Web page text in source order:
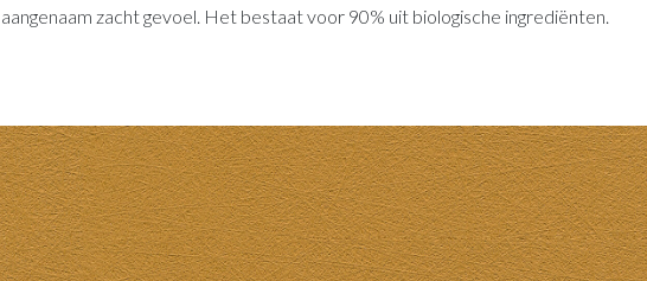
aangenaam zacht gevoel. Het bestaat voor 90% uit biologische ingrediënten.